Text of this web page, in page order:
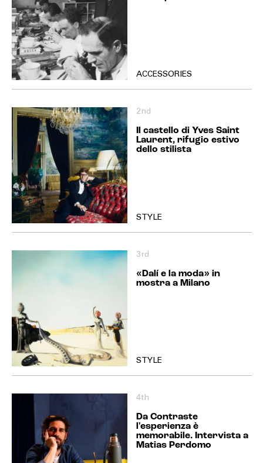
ACCESSORIES
2nd
Il castello di Yves Saint
Laurent, rifugio estivo
dello stilista
STYLE
3rd
«Dalí e la moda» in
mostra a Milano
STYLE
4th
Da Contraste
l'esperienza è
memorabile. Intervista a
Matias Perdomo